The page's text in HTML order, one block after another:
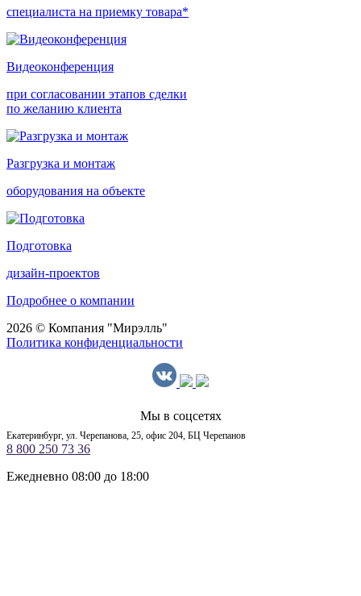
специалиста на приемку товара*
Видеоконференция
при согласовании этапов сделки
по желанию клиента
Разгрузка и монтаж
оборудования на объекте
Подготовка
дизайн-проектов
Подробнее о компании
2026 © Компания "Мирэлль"
Политика конфиденциальности
Мы в соцсетях
Екатеринбург, ул. Черепанова, 25, офис 204, БЦ Черепанов
8 800 250 73 36
Ежедневно 08:00 до 18:00